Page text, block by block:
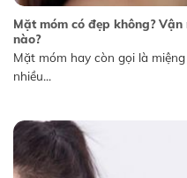
Mặt móm có đẹp không?
nào?
Mặt móm hay còn gọi là
nhiều...